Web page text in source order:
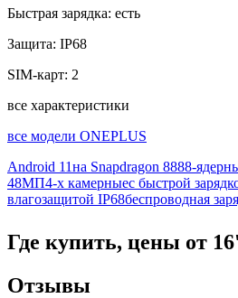
Быстрая зарядка: есть
Защита: IP68
SIM-карт: 2
все характеристики
все модели ONEPLUS
Android 11на Snapdragon 8888-
48МП4-х камерныес быстрой
влагозащитой IP68беспроводная
Где купить, цены от
Отзывы